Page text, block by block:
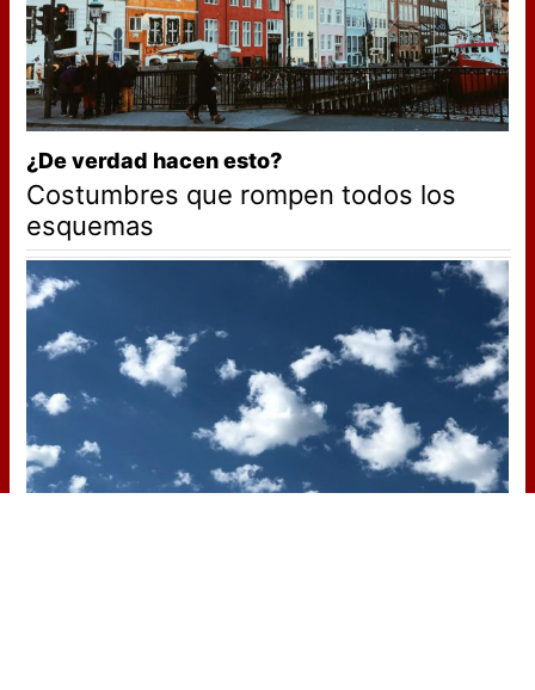
¿De verdad hacen esto?
Costumbres que rompen todos los
esquemas